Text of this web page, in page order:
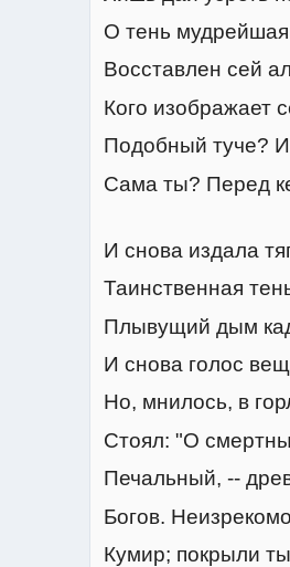
О тень
Восставлен сей
Кого изображает
Подобный туче?
Сама ты? Перед
И снова издала
Таинственная
Плывущий дым
И снова голос
Но, мнилось, в
Стоял: "О
Печальный, --
Богов.
Кумир; покрыли